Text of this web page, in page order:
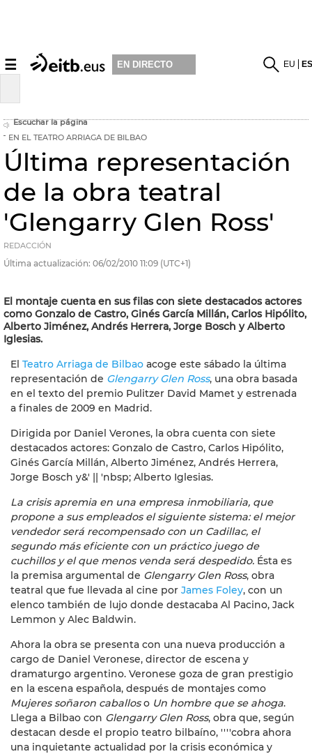
☰ EN DIRECTO EU
Escuchar la página
EN EL TEATRO ARRIAGA DE BILBAO
Última representación
de la obra teatral
'Glengarry Glen Ross'
REDACCIÓN
Última actualización: 06/02/2010 11:09 (UTC+1)
El montaje cuenta en sus filas con siete destacados actores
como Gonzalo de Castro, Ginés García Millán, Carlos Hipólito,
Alberto Jiménez, Andrés Herrera, Jorge Bosch y Alberto
Iglesias.
El Teatro Arriaga de Bilbao acoge este sábado la última
representación de Glengarry Glen Ross, una obra basada
en el texto del premio Pulitzer David Mamet y estrenada
a finales de 2009 en Madrid.
Dirigida por Daniel Verones, la obra cuenta con siete
destacados actores: Gonzalo de Castro, Carlos Hipólito,
Ginés García Millán, Alberto Jiménez, Andrés Herrera,
Jorge Bosch y&' || 'nbsp; Alberto Iglesias.
La crisis apremia en una empresa inmobiliaria, que
propone a sus empleados el siguiente sistema: el mejor
vendedor será recompensado con un Cadillac, el
segundo más eficiente con un práctico juego de
cuchillos y el que menos venda será despedido. Ésta es
la premisa argumental de Glengarry Glen Ross, obra
teatral que fue llevada al cine por James Foley, con un
elenco también de lujo donde destacaba Al Pacino, Jack
Lemmon y Alec Baldwin.
Ahora la obra se presenta con una nueva producción a
cargo de Daniel Veronese, director de escena y
dramaturgo argentino. Veronese goza de gran prestigio
en la escena española, después de montajes como
Mujeres soñaron caballoso Un hombre que se ahoga.
Llega a Bilbao con Glengarry Glen Ross, obra que, según
destacan desde el propio teatro bilbaíno, ''''cobra ahora
una inquietante actualidad por la crisis económica y